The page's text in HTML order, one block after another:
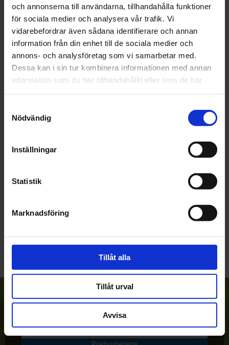
och annonserna till användarna, tillhandahålla funktioner
för sociala medier och analysera vår trafik. Vi
vidarebefordrar även sådana identifierare och annan
information från din enhet till de sociala medier och
annons- och analysföretag som vi samarbetar med.
Dessa kan i sin tur kombinera informationen med annan
information som du har tillhandahållit eller som de har
Nödvändig
Inställningar
Statistik
Marknadsföring
Tillåt alla
Tillåt urval
Avvisa
Levereras i par.
STORLEK:
S/M: 43-55 cm omkrets nedre tredjedelen av låret
L/XL: 56-67 cm omkrets nedre tredjedelen av låret
Bli den första att lämna ett omdöme.
Anmäl dig till vårt nyhetsbrev!